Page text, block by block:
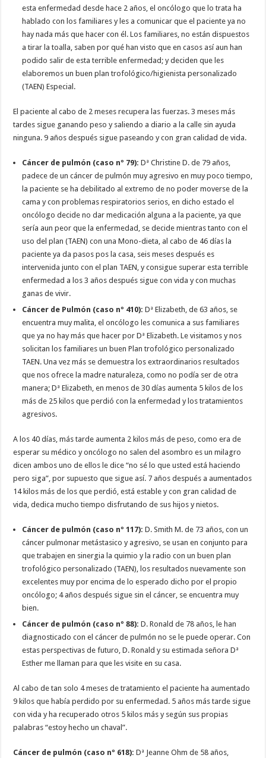
esta enfermedad desde hace 2 años, el oncólogo que lo trata ha
hablado con los familiares y les a comunicar que el paciente ya no
hay nada más que hacer con él. Los familiares, no están dispuestos
a tirar la toalla, saben por qué han visto que en casos así aun han
podido salir de esta terrible enfermedad; y deciden que les
elaboremos un buen plan trofológico/higienista personalizado
(TAEN) Especial.
El paciente al cabo de 2 meses recupera las fuerzas. 3 meses más
tardes sigue ganando peso y saliendo a diario a la calle sin ayuda
ninguna. 9 años después sigue paseando y con gran calidad de vida.
Cáncer de pulmón (caso nº 79):Dª Christine D. de 79 años,
padece de un cáncer de pulmón muy agresivo en muy poco tiempo,
la paciente se ha debilitado al extremo de no poder moverse de la
cama y con problemas respiratorios serios, en dicho estado el
oncólogo decide no dar medicación alguna a la paciente, ya que
sería aun peor que la enfermedad, se decide mientras tanto con el
uso del plan (TAEN) con una Mono-dieta, al cabo de 46 días la
paciente ya da pasos pos la casa, seis meses después es
intervenida junto con el plan TAEN, y consigue superar esta terrible
enfermedad a los 3 años después sigue con vida y con muchas
ganas de vivir.
Cáncer de Pulmón (caso nº 410):Dª Elizabeth, de 63 años, se
encuentra muy malita, el oncólogo les comunica a sus familiares
que ya no hay más que hacer por Dª Elizabeth. Le visitamos y nos
solicitan los familiares un buen Plan trofológico personalizado
TAEN. Una vez más se demuestra los extraordinarios resultados
que nos ofrece la madre naturaleza, como no podía ser de otra
manera; Dª Elizabeth, en menos de 30 días aumenta 5 kilos de los
más de 25 kilos que perdió con la enfermedad y los tratamientos
agresivos.
A los 40 días, más tarde aumenta 2 kilos más de peso, como era de
esperar su médico y oncólogo no salen del asombro es un milagro
dicen ambos uno de ellos le dice “no sé lo que usted está haciendo
pero siga”, por supuesto que sigue así. 7 años después a aumentados
14 kilos más de los que perdió, está estable y con gran calidad de
vida, dedica mucho tiempo disfrutando de sus hijos y nietos.
Cáncer de pulmón (caso nº 117):D. Smith M. de 73 años, con un
cáncer pulmonar metástasico y agresivo, se usan en conjunto para
que trabajen en sinergia la quimio y la radio con un buen plan
trofológico personalizado (TAEN), los resultados nuevamente son
excelentes muy por encima de lo esperado dicho por el propio
oncólogo; 4 años después sigue sin el cáncer, se encuentra muy
bien.
Cáncer de pulmón (caso nº 88):D. Ronald de 78 años, le han
diagnosticado con el cáncer de pulmón no se le puede operar. Con
estas perspectivas de futuro, D. Ronald y su estimada señora Dª
Esther me llaman para que les visite en su casa.
Al cabo de tan solo 4 meses de tratamiento el paciente ha aumentado
9 kilos que había perdido por su enfermedad. 5 años más tarde sigue
con vida y ha recuperado otros 5 kilos más y según sus propias
palabras “estoy hecho un chaval”.
Cáncer de pulmón (caso nº 618):Dª Jeanne Ohm de 58 años,